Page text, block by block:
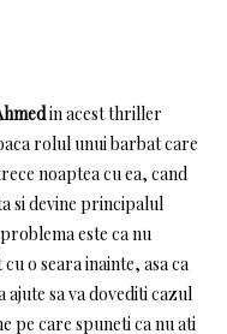
in acest thriller
rolul unui barbat care
noaptea cu ea, cand
si devine principalul
este ca nu
o seara inainte, asa ca
sa va dovediti cazul
pe care spuneti ca nu ati